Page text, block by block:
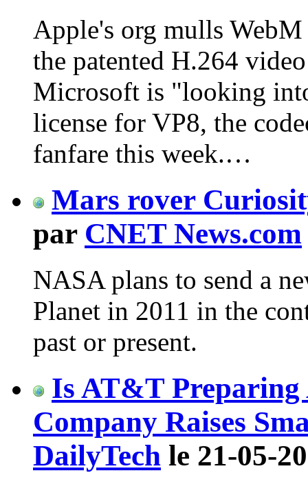
Apple's org mulls
the patented H.264
Microsoft is "looking
license for VP8, the
fanfare this week.…
Mars rover
par CNET News.com
NASA plans to send a
Planet in 2011 in the
past or present.
Is AT&T Preparing
Company Raises
DailyTech le 21-05-